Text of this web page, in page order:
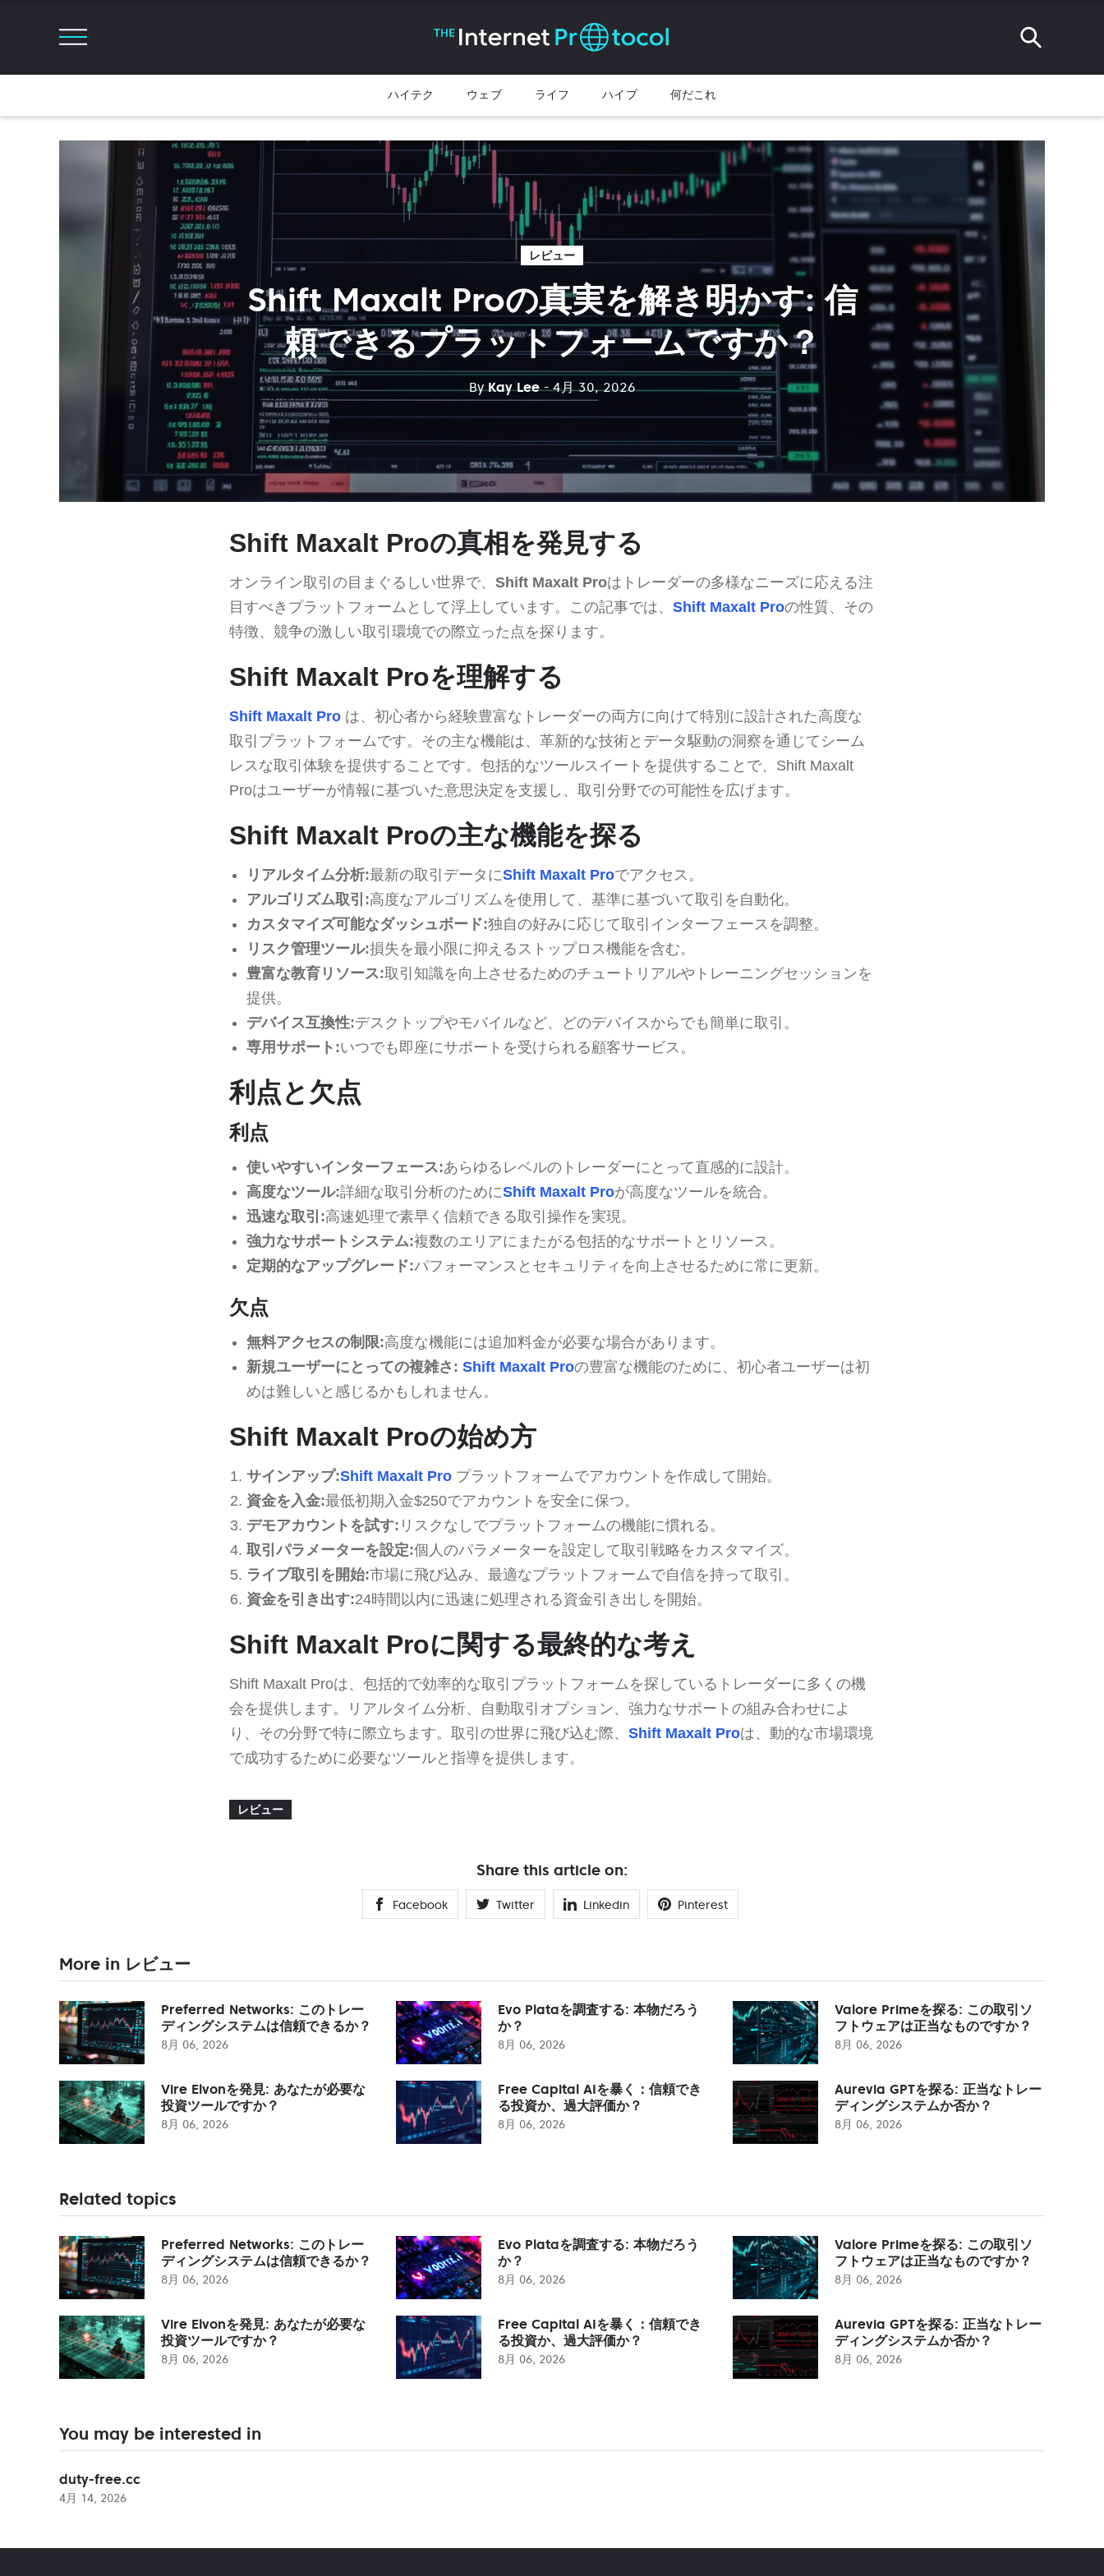
ハイテク ウェブ ライフ ハイプ 何だこれ
レビュー
Shift Maxalt Proの真実を解き明かす: 信
頼できるプラットフォームですか？
ByKay Lee - 4月 30, 2026
Shift Maxalt Proの真相を発見する
オンライン取引の目まぐるしい世界で、 Shift Maxalt Proはトレーダーの多様なニーズに応える注
目すべきプラットフォームとして浮上しています。この記事では、 Shift Maxalt Proの性質、その
特徴、競争の激しい取引環境での際立った点を探ります。
Shift Maxalt Proを理解する
Shift Maxalt Pro は、初心者から経験豊富なトレーダーの両方に向けて特別に設計された高度な
取引プラットフォームです。その主な機能は、革新的な技術とデータ駆動の洞察を通じてシーム
レスな取引体験を提供することです。包括的なツールスイートを提供することで、Shift Maxalt
Proはユーザーが情報に基づいた意思決定を支援し、取引分野での可能性を広げます。
Shift Maxalt Proの主な機能を探る
リアルタイム分析:最新の取引データにShift Maxalt Proでアクセス。
アルゴリズム取引:高度なアルゴリズムを使用して、基準に基づいて取引を自動化。
カスタマイズ可能なダッシュボード:独自の好みに応じて取引インターフェースを調整。
リスク管理ツール:損失を最小限に抑えるストップロス機能を含む。
豊富な教育リソース:取引知識を向上させるためのチュートリアルやトレーニングセッションを
提供。
デバイス互換性:デスクトップやモバイルなど、どのデバイスからでも簡単に取引。
専用サポート:いつでも即座にサポートを受けられる顧客サービス。
利点と欠点
利点
使いやすいインターフェース:あらゆるレベルのトレーダーにとって直感的に設計。
高度なツール:詳細な取引分析のためにShift Maxalt Proが高度なツールを統合。
迅速な取引:高速処理で素早く信頼できる取引操作を実現。
強力なサポートシステム:複数のエリアにまたがる包括的なサポートとリソース。
定期的なアップグレード:パフォーマンスとセキュリティを向上させるために常に更新。
欠点
無料アクセスの制限:高度な機能には追加料金が必要な場合があります。
新規ユーザーにとっての複雑さ: Shift Maxalt Proの豊富な機能のために、初心者ユーザーは初
めは難しいと感じるかもしれません。
Shift Maxalt Proの始め方
サインアップ:Shift Maxalt Proプラットフォームでアカウントを作成して開始。
資金を入金:最低初期入金$250でアカウントを安全に保つ。
デモアカウントを試す: リスクなしでプラットフォームの機能に慣れる。
取引パラメーターを設定:個人のパラメーターを設定して取引戦略をカスタマイズ。
ライブ取引を開始:市場に飛び込み、最適なプラットフォームで自信を持って取引。
資金を引き出す:24時間以内に迅速に処理される資金引き出しを開始。
Shift Maxalt Proに関する最終的な考え
Shift Maxalt Proは、包括的で効率的な取引プラットフォームを探しているトレーダーに多くの機
会を提供します。リアルタイム分析、自動取引オプション、強力なサポートの組み合わせによ
り、その分野で特に際立ちます。取引の世界に飛び込む際、 Shift Maxalt Proは、動的な市場環境
で成功するために必要なツールと指導を提供します。
レビュー
Share this article on:
Facebook Twitter Linkedin Pinterest
More in レビュー
Preferred Networks: このトレー
ディングシステムは信頼できるか？
8月 06, 2026
Evo Plataを調査する: 本物だろう
か？
8月 06, 2026
Valore Primeを探る: この取引ソ
フトウェアは正当なものですか？
8月 06, 2026
Vire Elvonを発見: あなたが必要な
投資ツールですか？
8月 06, 2026
Free Capital AIを暴く：信頼でき
る投資か、過大評価か？
8月 06, 2026
Aurevia GPTを探る: 正当なトレー
ディングシステムか否か？
8月 06, 2026
Related topics
Preferred Networks: このトレー
ディングシステムは信頼できるか？
8月 06, 2026
Evo Plataを調査する: 本物だろう
か？
8月 06, 2026
Valore Primeを探る: この取引ソ
フトウェアは正当なものですか？
8月 06, 2026
Vire Elvonを発見: あなたが必要な
投資ツールですか？
8月 06, 2026
Free Capital AIを暴く：信頼でき
る投資か、過大評価か？
8月 06, 2026
Aurevia GPTを探る: 正当なトレー
ディングシステムか否か？
8月 06, 2026
You may be interested in
duty-free.cc
4月 14, 2026